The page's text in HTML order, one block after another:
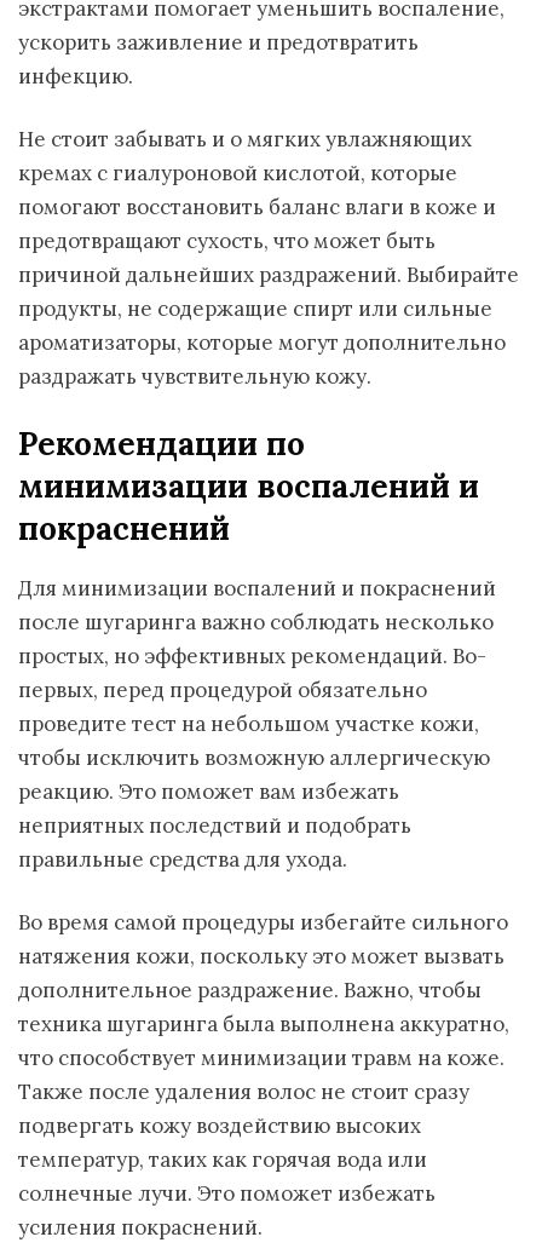
экстрактами помогает уменьшить воспаление,
ускорить заживление и предотвратить
инфекцию.
Не стоит забывать и о мягких увлажняющих
кремах с гиалуроновой кислотой, которые
помогают восстановить баланс влаги в коже и
предотвращают сухость, что может быть
причиной дальнейших раздражений. Выбирайте
продукты, не содержащие спирт или сильные
ароматизаторы, которые могут дополнительно
раздражать чувствительную кожу.
Рекомендации по
минимизации воспалений и
покраснений
Для минимизации воспалений и покраснений
после шугаринга важно соблюдать несколько
простых, но эффективных рекомендаций. Во-
первых, перед процедурой обязательно
проведите тест на небольшом участке кожи,
чтобы исключить возможную аллергическую
реакцию. Это поможет вам избежать
неприятных последствий и подобрать
правильные средства для ухода.
Во время самой процедуры избегайте сильного
натяжения кожи, поскольку это может вызвать
дополнительное раздражение. Важно, чтобы
техника шугаринга была выполнена аккуратно,
что способствует минимизации травм на коже.
Также после удаления волос не стоит сразу
подвергать кожу воздействию высоких
температур, таких как горячая вода или
солнечные лучи. Это поможет избежать
усиления покраснений.